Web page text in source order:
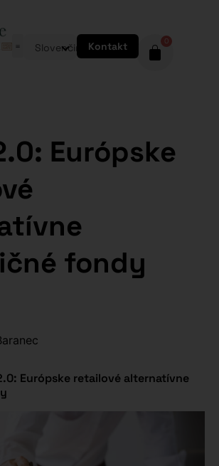
Slovenčina Kontakt 0
Európske
fondy
Európske retailové alternatívne